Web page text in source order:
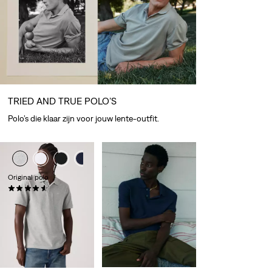
Original polo
(0)
€ 54,95
TRIED AND TRUE POLO’S
Polo’s die klaar zijn voor jouw lente-outfit.